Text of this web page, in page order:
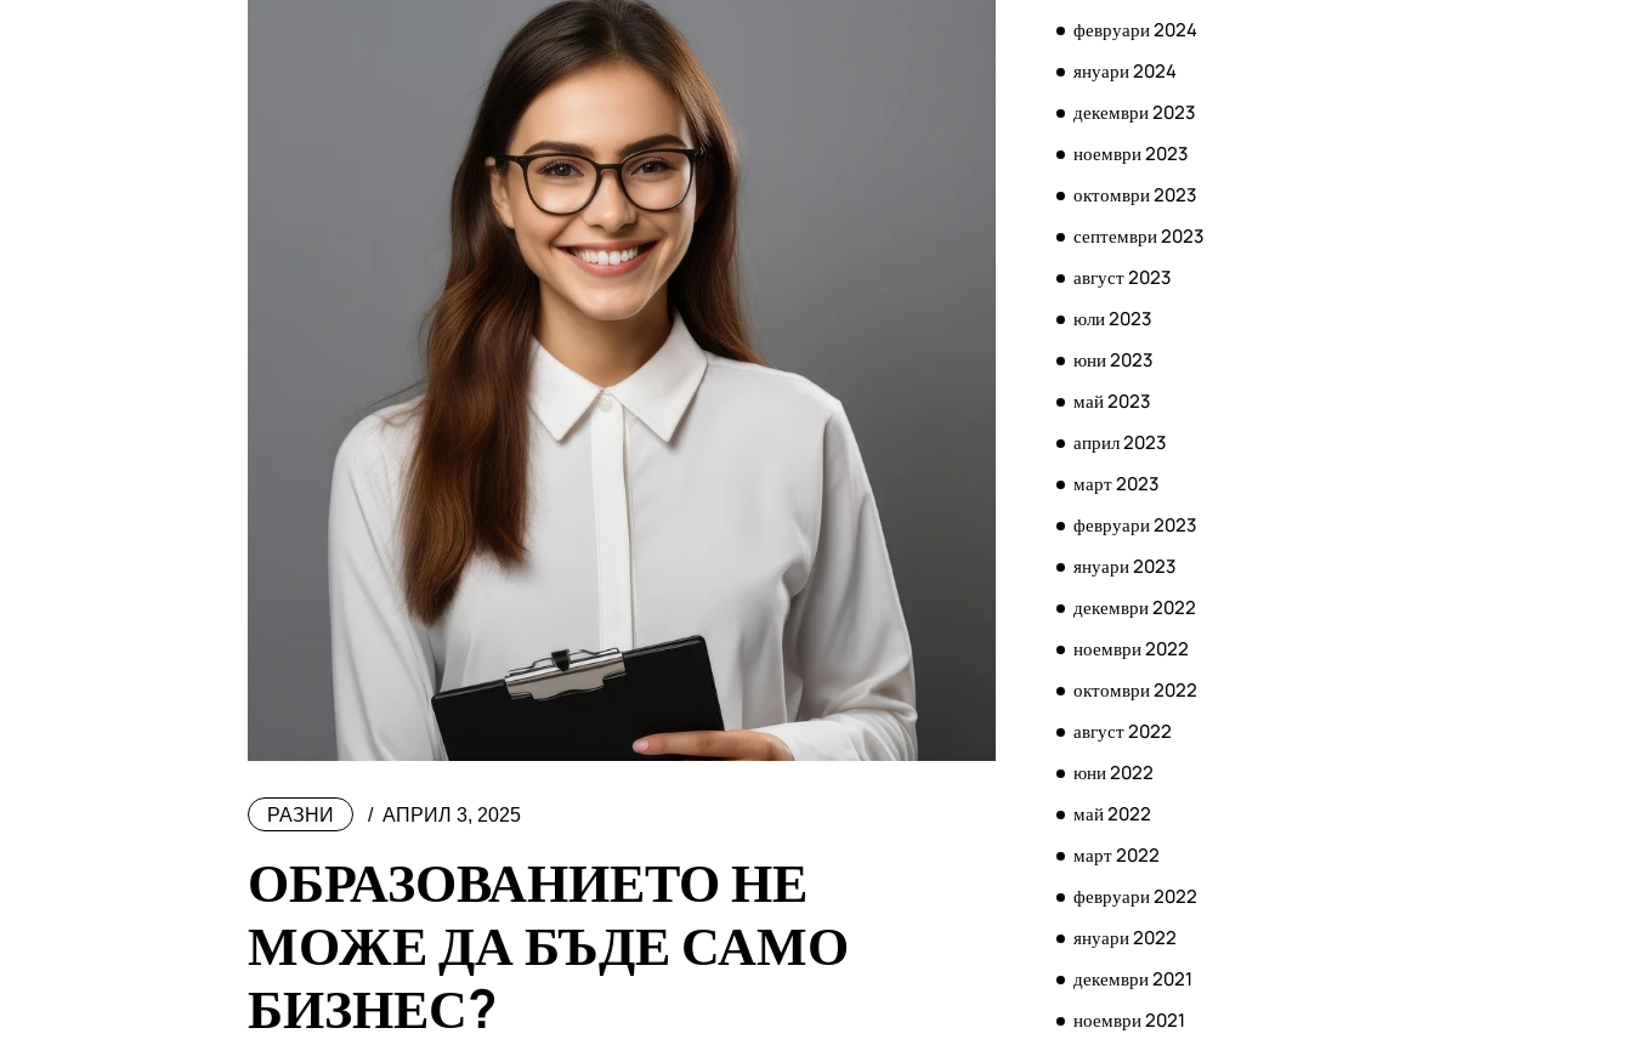
РАЗНИ АПРИЛ 3, 2025
ОБРАЗОВАНИЕТО НЕ
МОЖЕ ДА БЪДЕ САМО
БИЗНЕС?
февруари 2024
януари 2024
декември 2023
ноември 2023
октомври 2023
септември 2023
август 2023
юли 2023
юни 2023
май 2023
април 2023
март 2023
февруари 2023
януари 2023
декември 2022
ноември 2022
октомври 2022
август 2022
юни 2022
май 2022
март 2022
февруари 2022
януари 2022
декември 2021
ноември 2021